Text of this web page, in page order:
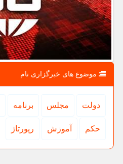
موضوع های خبرگزاری نام
دولت مجلس برنامه
حكم آموزش رپورتاژ